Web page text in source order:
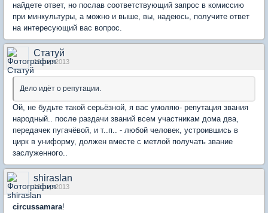
найдете ответ, но послав соответствующий запрос в комиссию
при минкультуры, а можно и выше, вы, надеюсь, получите ответ
на интересующий вас вопрос.
Статуй
19 апр 2013
Дело идёт о репутации.
Ой, не будьте такой серьёзной, я вас умоляю- репутация звания
народный.. после раздачи званий всем участникам дома два,
передачек пугачёвой, и т..п.. - любой человек, устроившись в
цирк в униформу, должен вместе с метлой получать звание
заслуженного..
shiraslan
19 апр 2013
circussamara!